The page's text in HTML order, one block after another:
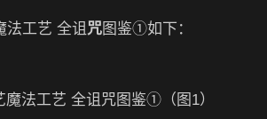
法工艺 全诅咒图鉴①如下：